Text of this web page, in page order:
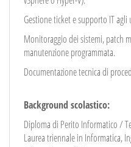
Gestione ticket e supporto IT
Monitoraggio dei sistemi, patch
manutenzione programmata.
Documentazione tecnica di
Background scolastico:
Diploma di Perito Informatico /
Laurea triennale in Informatica,